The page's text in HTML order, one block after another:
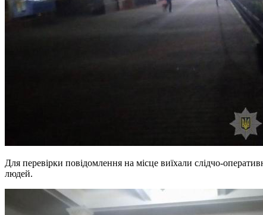
Для перевірки повідомлення на місце виїхали слідчо-
людей.